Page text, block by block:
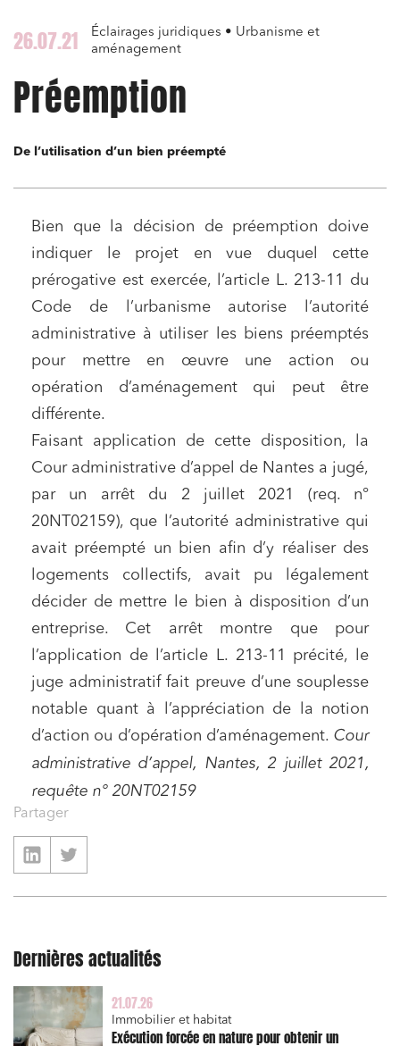
26.07.21
Éclairages juridiques • Urbanisme et
aménagement
Préemption
De l’utilisation d’un bien préempté
Bien que la décision de préemption doive
indiquer le projet en vue duquel cette
prérogative est exercée, l’article L. 213-11 du
Code de l’urbanisme autorise l’autorité
administrative à utiliser les biens préemptés
pour mettre en œuvre une action ou
opération d’aménagement qui peut être
différente.
Faisant application de cette disposition, la
Cour administrative d’appel de Nantes a jugé,
par un arrêt du 2 juillet 2021 (req. n°
20NT02159), que l’autorité administrative qui
avait préempté un bien afin d’y réaliser des
logements collectifs, avait pu légalement
décider de mettre le bien à disposition d’un
entreprise. Cet arrêt montre que pour
l’application de l’article L. 213-11 précité, le
juge administratif fait preuve d’une souplesse
notable quant à l’appréciation de la notion
d’action ou d’opération d’aménagement. Cour
administrative d’appel, Nantes, 2 juillet 2021,
requête n° 20NT02159
Partager
Dernières actualités
21.07.26
Immobilier et habitat
Exécution forcée en nature pour obtenir un